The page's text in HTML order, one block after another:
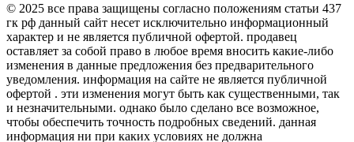
© 2025 все права защищены согласно положениям статьи 437
гк рф данный сайт несет исключительно информационный
характер и не является публичной офертой. продавец
оставляет за собой право в любое время вносить какие-либо
изменения в данные предложения без предварительного
уведомления. информация на сайте не является публичной
офертой . эти изменения могут быть как существенными, так
и незначительными. однако было сделано все возможное,
чтобы обеспечить точность подробных сведений. данная
информация ни при каких условиях не должна